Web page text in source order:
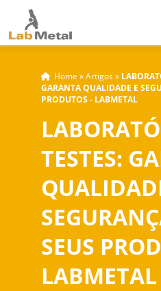
Home »Artigos»
GARANTA QUALIDADE E
PRODUTOS - LABMETAL
TESTES:
SEUS
LABMETAL